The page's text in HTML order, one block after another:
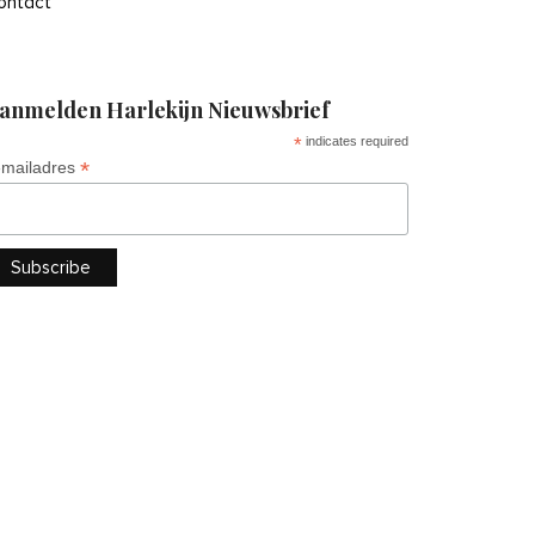
Harlekijn Nieuwsbrief
* indicates required
*